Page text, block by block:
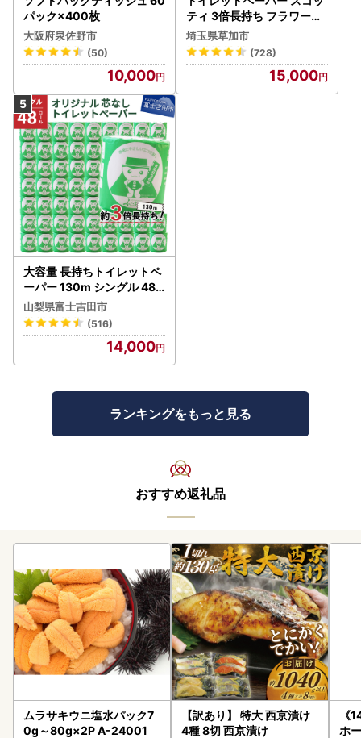
パック×400枚
大阪府泉佐野市
(50)
10,000
ティ 3倍長持ち フラワーパ
ック 4ロール×6P
埼玉県草加市
(728)
15,000
大容量 長持ちトイレットペ
ーパー 130m シングル 48R
芯なし 3倍巻 トイレット
山梨県富士吉田市
(516)
14,000
ランキングをもっと見る
おすすめ返礼品
ムラサキウニ塩水パック7
0g～80g×2P A-24001
【訳あり】 特大 西京漬け
4種 8切 西京漬け
《
ホ